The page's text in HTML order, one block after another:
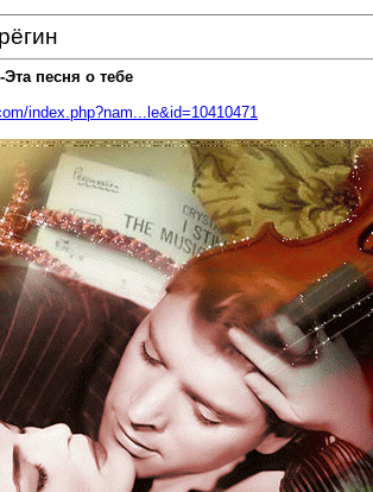
песня о тебе
index.php?nam...le&id=10410471